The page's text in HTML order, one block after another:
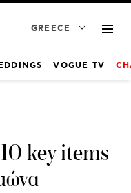
GREECE
VOGUE TV
key items